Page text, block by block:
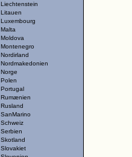
Liechtenstein
Litauen
Luxembourg
Malta
Moldova
Montenegro
Nordirland
Nordmakedonien
Norge
Polen
Portugal
Rumænien
Rusland
SanMarino
Schweiz
Serbien
Skotland
Slovakiet